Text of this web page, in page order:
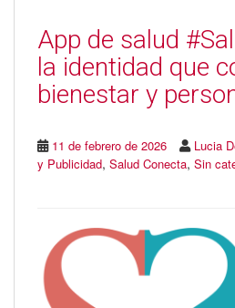
App de salud
la identidad que
bienestar y
11 de febrero de 2026 Lucia
y Publicidad, Salud Conecta, Sin